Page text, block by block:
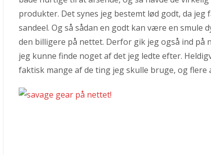
produkter. Det synes jeg bestemt lød godt, da
sandeel. Og så sådan en godt kan være en smule
den billigere på nettet. Derfor gik jeg også ind på
jeg kunne finde noget af det jeg ledte efter.
faktisk mange af de ting jeg skulle bruge, og flere